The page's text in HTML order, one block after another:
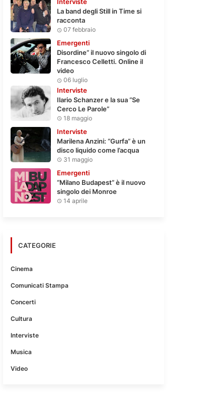
Interviste
La band degli Still in Time si
racconta
07 febbraio
Emergenti
Disordine” il nuovo singolo di
Francesco Celletti. Online il
video
06 luglio
Interviste
Ilario Schanzer e la sua “Se
Cerco Le Parole”
18 maggio
Interviste
Marilena Anzini: “Gurfa” è un
disco liquido come l’acqua
31 maggio
Emergenti
“Milano Budapest” è il nuovo
singolo dei Monroe
14 aprile
CATEGORIE
Cinema
Comunicati Stampa
Concerti
Cultura
Interviste
Musica
Video